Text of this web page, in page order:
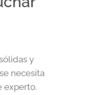
y
necesita
experto.